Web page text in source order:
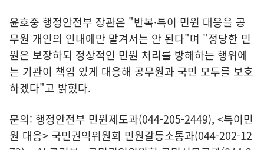
윤호중 행정안전부 장관은 "반복·특이 민원 대응을 공
무원 개인의 인내에만 맡겨서는 안 된다"며 "정당한 민
원은 보장하되 정상적인 민원 처리를 방해하는 행위에
는 기관이 책임 있게 대응해 공무원과 국민 모두를 보호
하겠다"고 밝혔다.
문의: 행정안전부 민원제도과(044-205-2449), <특이민
원 대응> 국민권익위원회 민원갈등소통과(044-202-12